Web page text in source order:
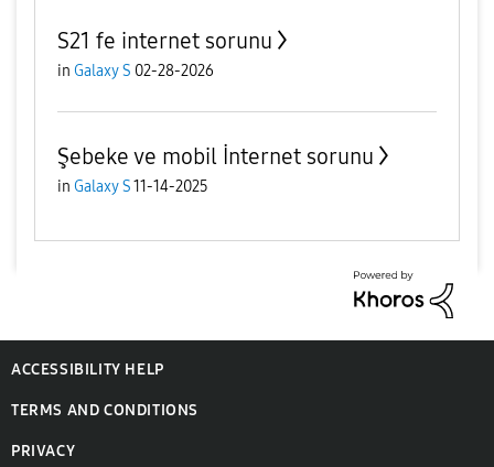
S21 fe internet sorunu
in Galaxy S 02-28-2026
Şebeke ve mobil İnternet sorunu
in Galaxy S11-14-2025
ACCESSIBILITY HELP
TERMS AND CONDITIONS
PRIVACY